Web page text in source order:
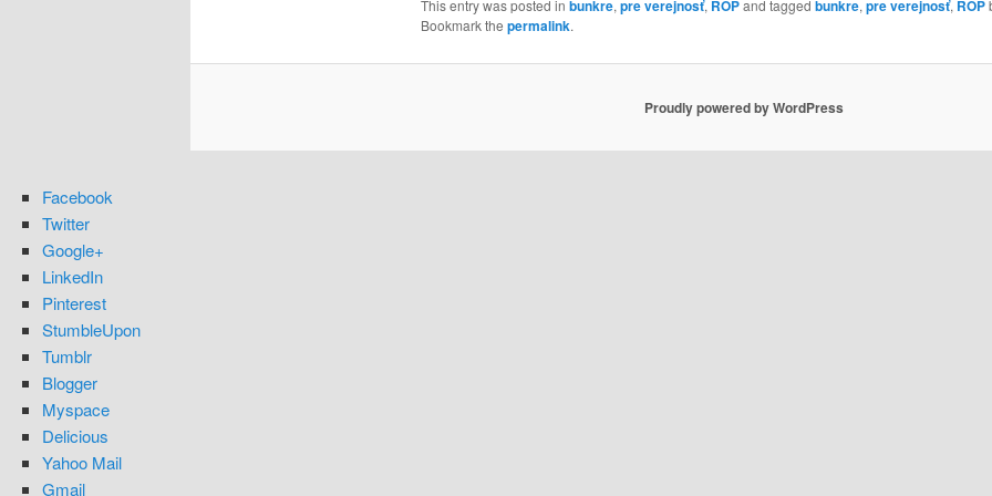
This entry was posted in bunkre, pre verejnosť, ROPand tagged bunkre, pre verejnosť, ROP
Bookmark the permalink.
Proudly powered by WordPress
Facebook
Twitter
Google+
LinkedIn
Pinterest
StumbleUpon
Tumblr
Blogger
Myspace
Delicious
Yahoo Mail
Gmail